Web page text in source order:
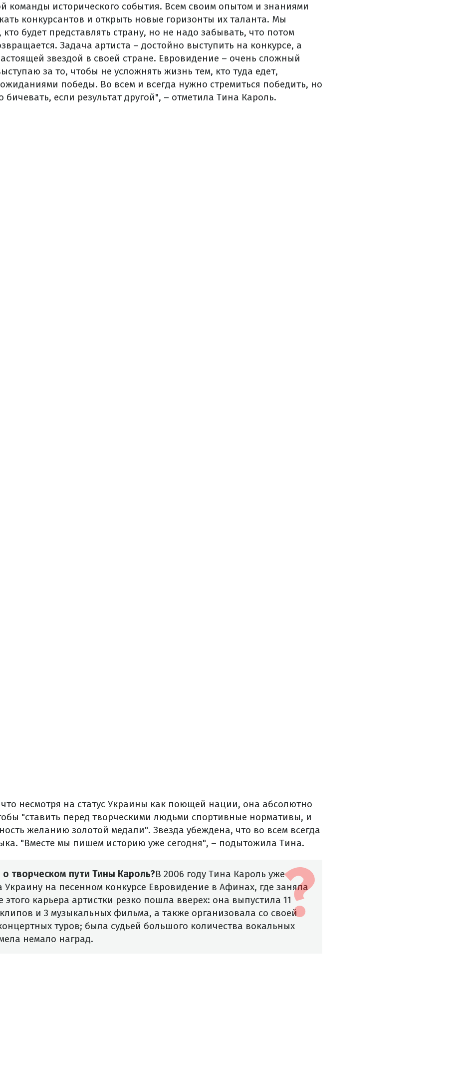
команды исторического события. Всем своим опытом и знаниями
конкурсантов и открыть новые горизонты их таланта. Мы
будет представлять страну, но не надо забывать, что потом
Задача артиста – достойно выступить на конкурсе, а
звездой в своей стране. Евровидение – очень сложный
за то, чтобы не усложнять жизнь тем, кто туда едет,
победы. Во всем и всегда нужно стремиться победить, но
бичевать, если результат другой", – отметила Тина Кароль.
несмотря на статус Украины как поющей нации, она абсолютно
"ставить перед творческими людьми спортивные нормативы, и
желанию золотой медали". Звезда убеждена, что во всем всегда
"Вместе мы пишем историю уже сегодня", – подытожила Тина.
о творческом пути Тины Кароль?В 2006 году Тина Кароль уже
Украину на песенном конкурсе Евровидение в Афинах, где заняла
этого карьера артистки резко пошла вверех: она выпустила 11
и 3 музыкальных фильма, а также организовала со своей
туров; была судьей большого количества вокальных
немало наград.